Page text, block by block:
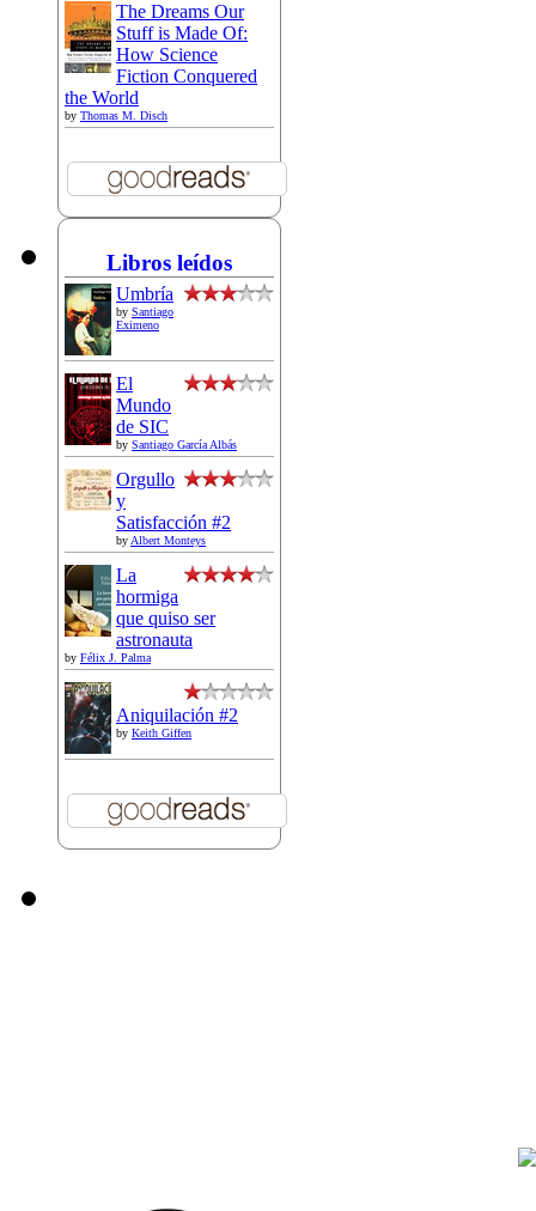
The Dreams Our
Stuff is Made Of:
How Science
Fiction Conquered
the World
by Thomas M. Disch
Libros leídos
Umbría
by Santiago
Eximeno
El
Mundo
de SIC
by Santiago García Albás
Orgullo
y
Satisfacción #2
by Albert Monteys
La
hormiga
que quiso ser
astronauta
by Félix J. Palma
Aniquilación #2
by Keith Giffen